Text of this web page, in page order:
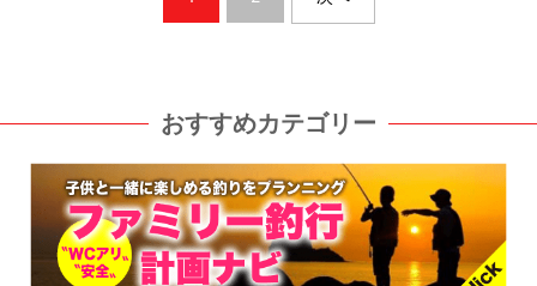
おすすめカテゴリー